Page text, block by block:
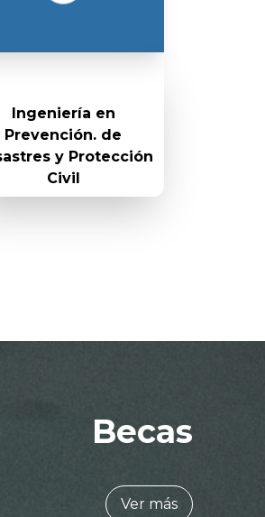
Ingeniería en
Prevención. de
y Protección
Civil
Becas
Ver más